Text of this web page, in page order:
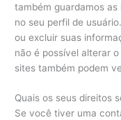
também guardamos
no seu perfil de
ou excluir suas
não é possível alterar
sites também podem
Quais os seus direitos
Se você tiver uma